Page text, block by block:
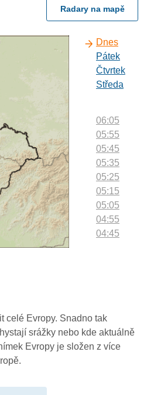
Radary na mapě
Dnes
Pátek
Čtvrtek
Středa
06:05
05:55
05:45
05:35
05:25
05:15
05:05
04:55
04:45
03:45
03:35
03:25
celé Evropy. Snadno tak
srážky nebo kde aktuálně
Evropy je složen z více